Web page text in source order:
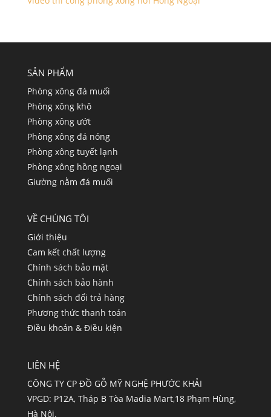
SẢN PHẨM
Phòng xông đá muối
Phòng xông khô
Phòng xông ướt
Phòng xông đá nóng
Phòng xông tuyết lạnh
Phòng xông hồng ngoại
Giường nằm đá muối
VỀ CHÚNG TÔI
Giới thiệu
Cam kết chất lượng
Chính sách bảo mật
Chính sách bảo hành
Chính sách đổi trả hàng
Phương thức thanh toán
Điều khoản & Điều kiện
LIÊN HỆ
CÔNG TY CP ĐỒ GỖ MỸ NGHỆ PHƯỚC KHẢI
VPGD: P12A, Tháp B Tòa Madia Mart,18 Phạm Hùng,
Hà Nội.